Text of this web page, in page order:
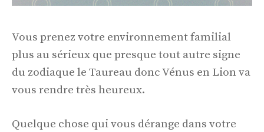
Vous prenez votre environnement familial
plus au sérieux que presque tout autre signe
du zodiaque le Taureau donc Vénus en Lion va
vous rendre très heureux.
Quelque chose qui vous dérange dans votre